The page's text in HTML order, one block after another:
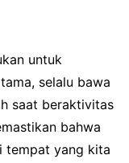
untuk
selalu bawa
saat beraktivitas
bahwa
tempat yang kita